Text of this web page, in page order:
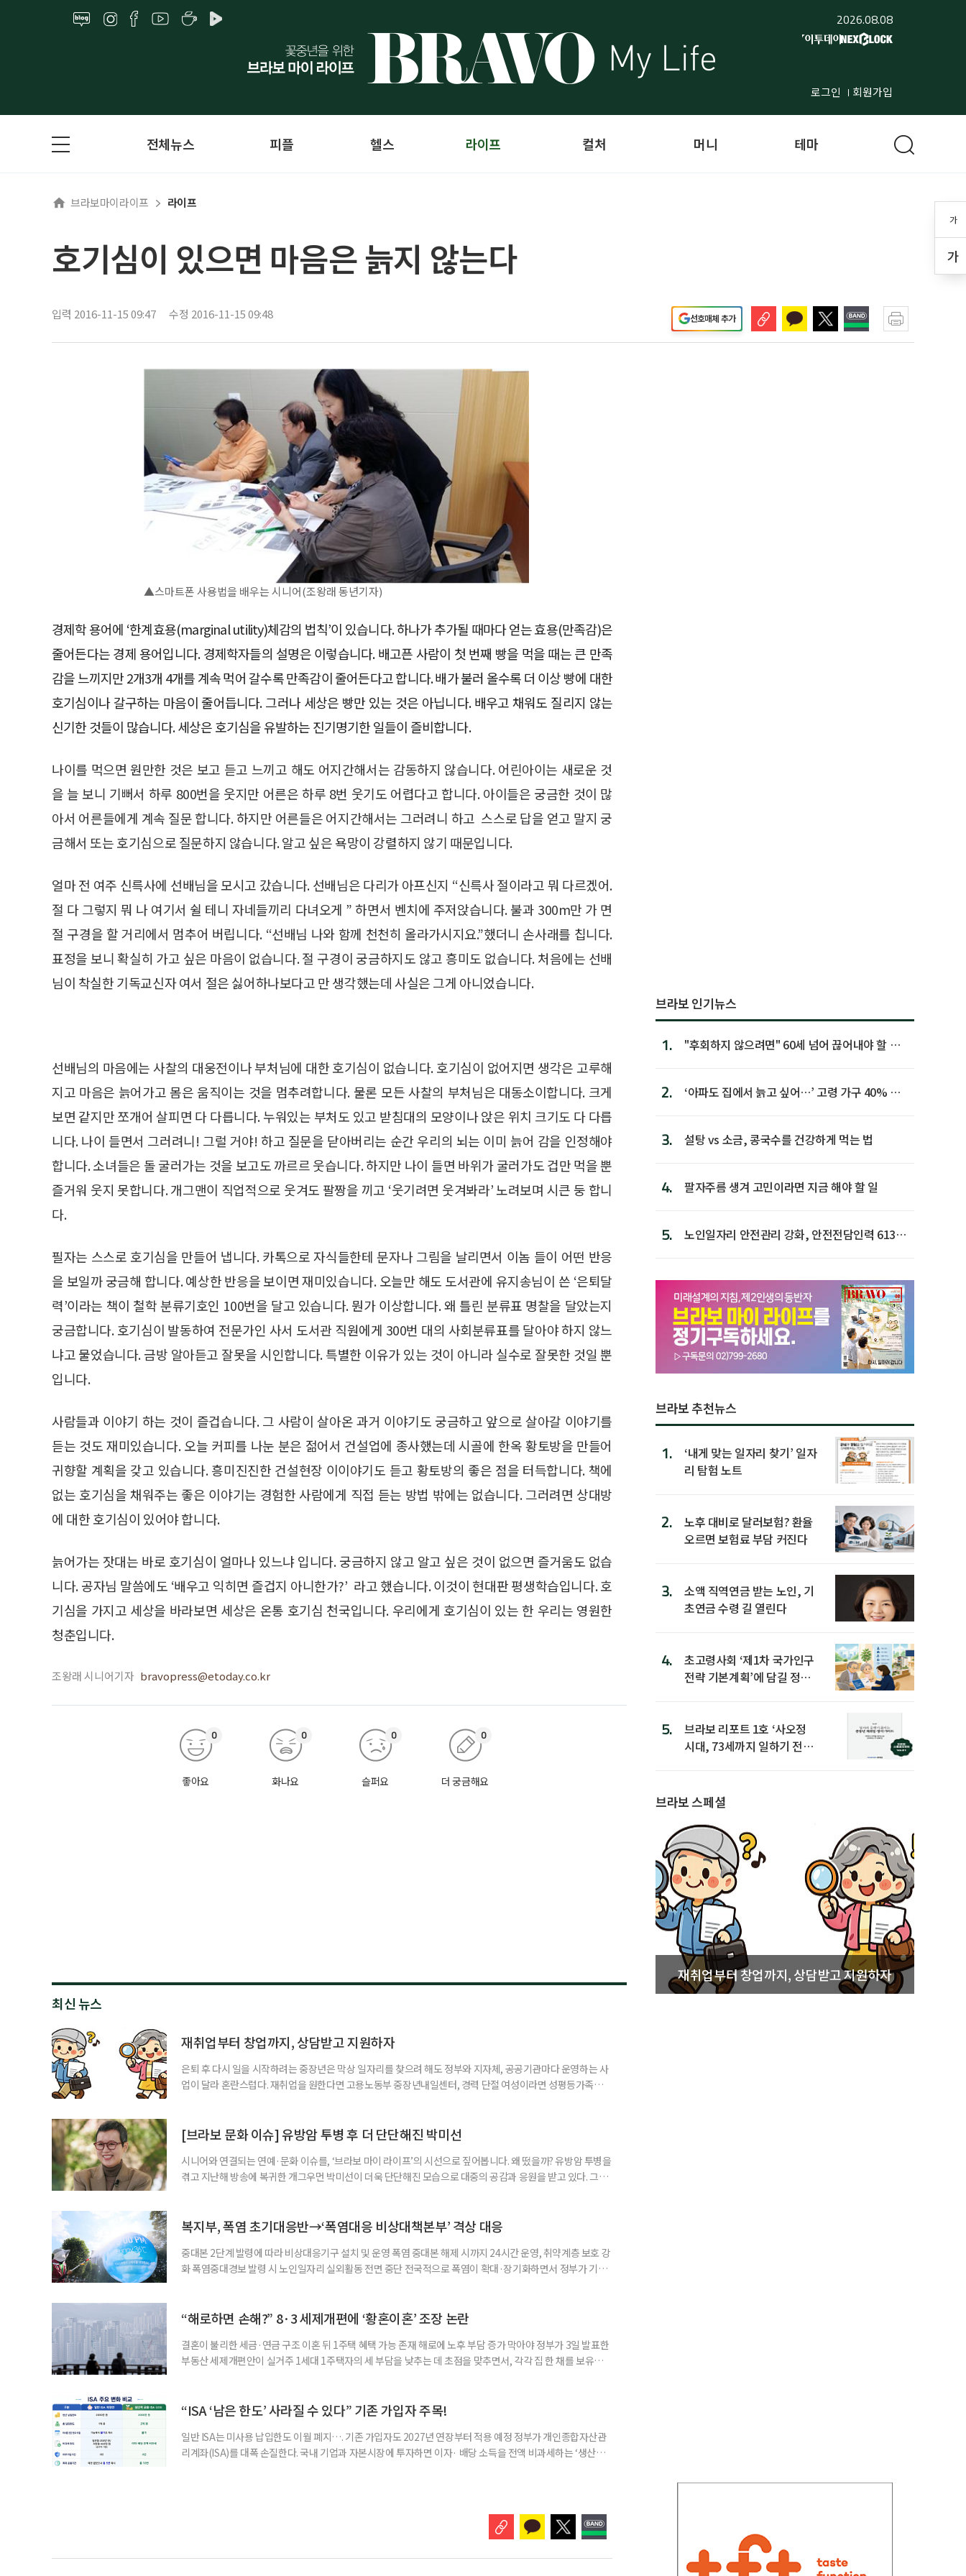
2026.08.08
로그인 회원가입
가
가
전체뉴스 피플 헬스 라이프 컬처 머니 테마
브라보마이라이프 라이프
호기심이 있으면 마음은 늙지 않는다
입력 2016-11-15 09:47 수정 2016-11-15 09:48 선호매체 추가
▲스마트폰 사용법을 배우는 시니어(조왕래 동년기자)
경제학 용어에 ‘한계효용(marginal utility)체감의 법칙’이 있습니다. 하나가 추가될 때마다 얻는 효용(만족감)은
줄어든다는 경제 용어입니다. 경제학자들의 설명은 이렇습니다. 배고픈 사람이 첫 번째 빵을 먹을 때는 큰 만족
감을 느끼지만 2개3개 4개를 계속 먹어 갈수록 만족감이 줄어든다고 합니다. 배가 불러 올수록 더 이상 빵에 대한
호기심이나 갈구하는 마음이 줄어듭니다. 그러나 세상은 빵만 있는 것은 아닙니다. 배우고 채워도 질리지 않는
신기한 것들이 많습니다. 세상은 호기심을 유발하는 진기명기한 일들이 즐비합니다.
나이를 먹으면 원만한 것은 보고 듣고 느끼고 해도 어지간해서는 감동하지 않습니다. 어린아이는 새로운 것
을 늘 보니 기뻐서 하루 800번을 웃지만 어른은 하루 8번 웃기도 어렵다고 합니다. 아이들은 궁금한 것이 많
아서 어른들에게 계속 질문 합니다. 하지만 어른들은 어지간해서는 그러려니 하고 스스로 답을 얻고 말지 궁
금해서 또는 호기심으로 질문하지 않습니다. 알고 싶은 욕망이 강렬하지 않기 때문입니다.
얼마 전 여주 신륵사에 선배님을 모시고 갔습니다. 선배님은 다리가 아프신지 “신륵사 절이라고 뭐 다르겠어.
절 다 그렇지 뭐 나 여기서 쉴 테니 자네들끼리 다녀오게 ” 하면서 벤치에 주저앉습니다. 불과 300m만 가 면
절 구경을 할 거리에서 멈추어 버립니다. “선배님 나와 함께 천천히 올라가시지요.”했더니 손사래를 칩니다.
표정을 보니 확실히 가고 싶은 마음이 없습니다. 절 구경이 궁금하지도 않고 흥미도 없습니다. 처음에는 선배
님이 착실한 기독교신자 여서 절은 싫어하나보다고 만 생각했는데 사실은 그게 아니었습니다.
선배님의 마음에는 사찰의 대웅전이나 부처님에 대한 호기심이 없습니다. 호기심이 없어지면 생각은 고루해
지고 마음은 늙어가고 몸은 움직이는 것을 멈추려합니다. 물론 모든 사찰의 부처님은 대동소이합니다. 크게
보면 같지만 쪼개어 살피면 다 다릅니다. 누워있는 부처도 있고 받침대의 모양이나 앉은 위치 크기도 다 다릅
니다. 나이 들면서 그러려니! 그럴 거야! 하고 질문을 닫아버리는 순간 우리의 뇌는 이미 늙어 감을 인정해야
합니다. 소녀들은 돌 굴러가는 것을 보고도 까르르 웃습니다. 하지만 나이 들면 바위가 굴러가도 겁만 먹을 뿐
즐거워 웃지 못합니다. 개그맨이 직업적으로 웃겨도 팔짱을 끼고 ‘웃기려면 웃겨봐라’ 노려보며 시큰 둥 합니
다.
필자는 스스로 호기심을 만들어 냅니다. 카톡으로 자식들한테 문자나 그림을 날리면서 이놈 들이 어떤 반응
을 보일까 궁금해 합니다. 예상한 반응을 보이면 재미있습니다. 오늘만 해도 도서관에 유지송님이 쓴 ‘은퇴달
력’이라는 책이 철학 분류기호인 100번을 달고 있습니다. 뭔가 이상합니다. 왜 틀린 분류표 명찰을 달았는지
궁금합니다. 호기심이 발동하여 전문가인 사서 도서관 직원에게 300번 대의 사회분류표를 달아야 하지 않느
냐고 물었습니다. 금방 알아듣고 잘못을 시인합니다. 특별한 이유가 있는 것이 아니라 실수로 잘못한 것일 뿐
입니다.
사람들과 이야기 하는 것이 즐겁습니다. 그 사람이 살아온 과거 이야기도 궁금하고 앞으로 살아갈 이야기를
듣는 것도 재미있습니다. 오늘 커피를 나눈 분은 젊어서 건설업에 종사했는데 시골에 한옥 황토방을 만들어
귀향할 계획을 갖고 있습니다. 흥미진진한 건설현장 이이야기도 듣고 황토방의 좋은 점을 터득합니다. 책에
없는 호기심을 채워주는 좋은 이야기는 경험한 사람에게 직접 듣는 방법 밖에는 없습니다. 그러려면 상대방
에 대한 호기심이 있어야 합니다.
늙어가는 잣대는 바로 호기심이 얼마나 있느냐 입니다. 궁금하지 않고 알고 싶은 것이 없으면 즐거움도 없습
니다. 공자님 말씀에도 ‘배우고 익히면 즐겁지 아니한가?’ 라고 했습니다. 이것이 현대판 평생학습입니다. 호
기심을 가지고 세상을 바라보면 세상은 온통 호기심 천국입니다. 우리에게 호기심이 있는 한 우리는 영원한
청춘입니다.
조왕래 시니어기자 bravopress@etoday.co.kr
좋아요
0
화나요
0
슬퍼요
0
더 궁금해요
0
최신 뉴스
재취업부터 창업까지, 상담받고 지원하자
은퇴 후 다시 일을 시작하려는 중장년은 막상 일자리를 찾으려 해도 정부와 지자체, 공공기관마다 운영하는 사
업이 달라 혼란스럽다. 재취업을 원한다면 고용노동부 중장년내일센터, 경력 단절 여성이라면 성평등가족부
준비부터 구직 수당까지 고용노동부 국민취업지원제도 구직활동이 쉽지 않은 사람을 위한 제도다. 개인별 취
업 지원 계획을 세
[브라보 문화 이슈] 유방암 투병 후 더 단단해진 박미선
시니어와 연결되는 연예·문화 이슈를, ‘브라보 마이 라이프’의 시선으로 짚어봅니다. 왜 떴을까? 유방암 투병을
겪고 지난해 방송에 복귀한 개그우먼 박미선이 더욱 단단해진 모습으로 대중의 공감과 응원을 받고 있다. 그러
까. 오랜 방송 생활 뒤 전해진 투병 소식 박미선은 재치 있는 말솜씨와 공감 능력으로
복지부, 폭염 초기대응반→‘폭염대응 비상대책본부’ 격상 대응
중대본 2단계 발령에 따라 비상대응기구 설치 및 운영 폭염 중대본 해제 시까지 24시간 운영, 취약계층 보호 강
화 폭염중대경보 발령 시 노인일자리 실외활동 전면 중단 전국적으로 폭염이 확대·장기화하면서 정부가 기존
책본부(중대본) 2단계(심각)가 발령된 이후에도 폭염이 전국적으로 확대되고 장기화한 데 따른 것이다. 기존에
“해로하면 손해?” 8·3 세제개편에 ‘황혼이혼’ 조장 논란
결혼이 불리한 세금·연금 구조 이혼 뒤 1주택 혜택 가능 존재 해로에 노후 부담 증가 막아야 정부가 3일 발표한
부동산 세제개편안이 실거주 1세대 1주택자의 세 부담을 낮추는 데 초점을 맞추면서, 각각 집 한 채를 보유한
부가 각자 집 한 채씩을 보유하면 한 세대가 두 채를 가진 것으로 보지만, 실제 이혼해 주거와 생계를 분
“ISA ‘남은 한도’ 사라질 수 있다” 기존 가입자 주목!
일반 ISA는 미사용 납입한도 이월 폐지…. 기존 가입자도 2027년 연장부터 적용 예정 정부가 개인종합자산관
리계좌(ISA)를 대폭 손질한다. 국내 기업과 자본시장에 투자하면 이자· 배당 소득을 전액 비과세하는 ‘생산적
브라보 인기뉴스
1.
"후회하지 않으려면" 60세 넘어 끊어내야 할 사
2.
‘아파도 집에서 늙고 싶어…’ 고령 가구 40% 노
3. 설탕 vs 소금, 콩국수를 건강하게 먹는 법
4. 팔자주름 생겨 고민이라면 지금 해야 할 일
5.
노인일자리 안전관리 강화, 안전전담인력 613명
브라보 추천뉴스
1.
‘내게 맞는 일자리 찾기’ 일자
리 탐험 노트
2.
노후 대비로 달러보험? 환율
오르면 보험료 부담 커진다
3.
소액 직역연금 받는 노인, 기
초연금 수령 길 열린다
4.
초고령사회 ‘제1차 국가인구
전략 기본계획’에 담길 정책
5.
브라보 리포트 1호 ‘사오정
시대, 73세까지 일하기 전략’
브라보 스페셜
재취업부터 창업까지, 상담받고 지원하자